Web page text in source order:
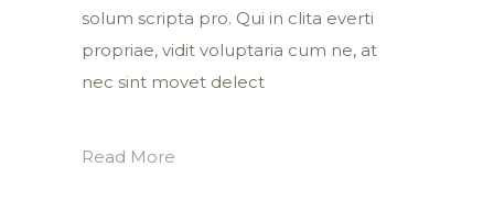
solum scripta pro. Qui in clita everti
propriae, vidit voluptaria cum ne, at
nec sint movet delect
Read More